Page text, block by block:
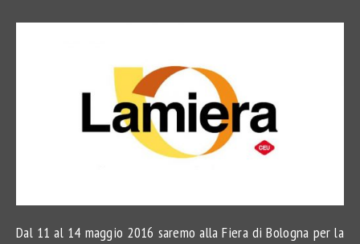
Dal 11 al 14 maggio 2016 saremo alla Fiera di Bologna per la